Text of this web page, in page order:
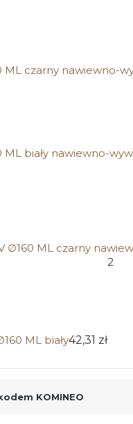
ML czarny nawiewno-
ML biały nawiewno-
∅160 ML czarny
ML biały42,31 zł
2
KOMINEO